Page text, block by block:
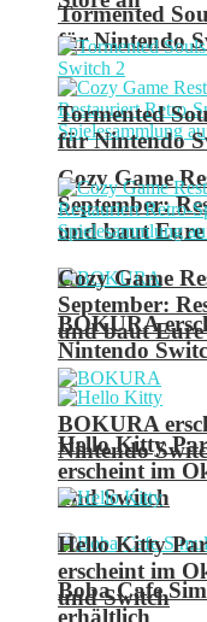
Tormented
für Nintendo
Cozy Game
September:
und baut Eure
BOKURA
Nintendo
Hello Kitty
erscheint im
und Switch
Boba Cafe
erhältlich
Tormented
für Nintendo
Cozy Game
September:
und baut Eure
BOKURA
Nintendo
Hello Kitty
erscheint im
und Switch